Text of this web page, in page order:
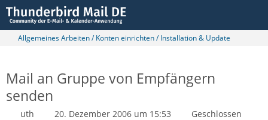
Allgemeines Arbeiten / Konten einrichten / Installation & Update
Mail an Gruppe von Empfängern
senden
uth 20. Dezember 2006 um 15:53
Geschlossen